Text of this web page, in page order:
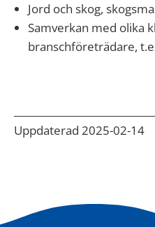
Jord och skog,
Samverkan med olika
branschföreträdare,
Uppdaterad 2025-02-14